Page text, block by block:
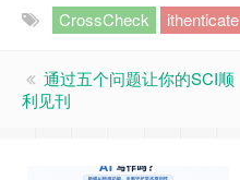
CrossCheck ithenticate
通过五个问题让你的SCI顺
利见刊